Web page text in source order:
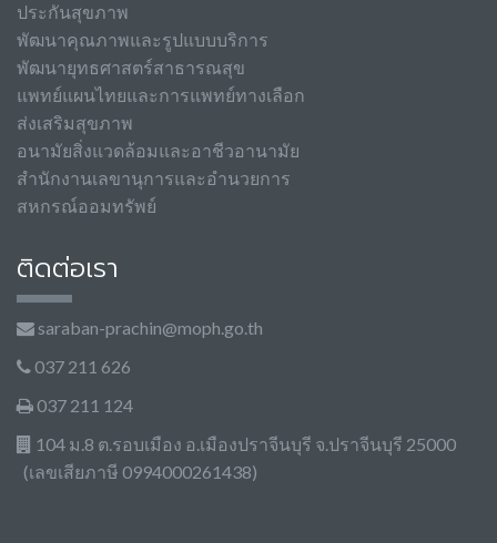
ประกันสุขภาพ
พัฒนาคุณภาพและรูปแบบบริการ
พัฒนายุทธศาสตร์สาธารณสุข
แพทย์แผนไทยและการแพทย์ทางเลือก
ส่งเสริมสุขภาพ
อนามัยสิ่งแวดล้อมและอาชีวอานามัย
สำนักงานเลขานุการและอำนวยการ
สหกรณ์ออมทรัพย์
ติดต่อเรา
saraban-prachin@moph.go.th
037 211 626
037 211 124
104 ม.8 ต.รอบเมือง อ.เมืองปราจีนบุรี จ.ปราจีนบุรี 25000
(เลขเสียภาษี 0994000261438)